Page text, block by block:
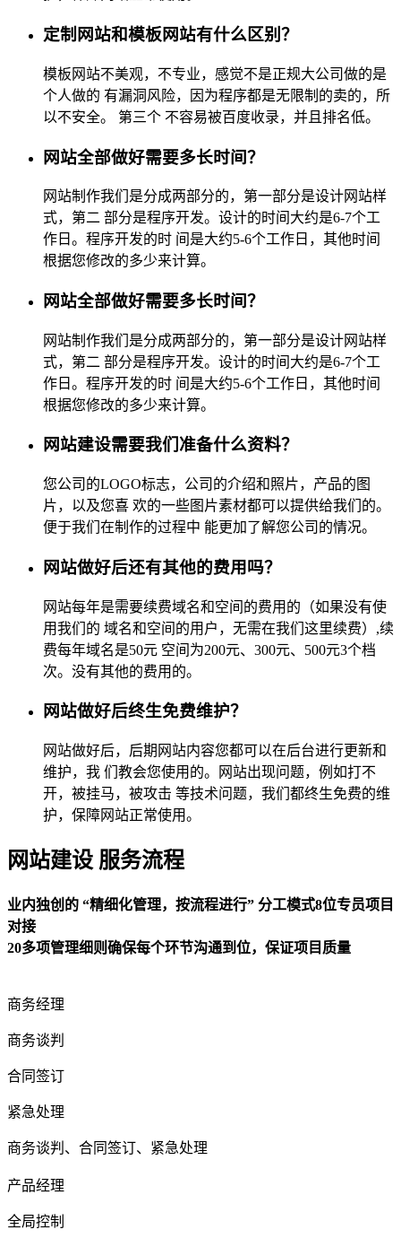
定制网站和模板网站有什么区别？
模板网站不美观，不专业，感觉不是正规大公司做的是
个人做的 有漏洞风险，因为程序都是无限制的卖的，所
以不安全。 第三个 不容易被百度收录，并且排名低。
网站全部做好需要多长时间？
网站制作我们是分成两部分的，第一部分是设计网站样
式，第二 部分是程序开发。设计的时间大约是6-7个工
作日。程序开发的时 间是大约5-6个工作日，其他时间
根据您修改的多少来计算。
网站全部做好需要多长时间？
网站制作我们是分成两部分的，第一部分是设计网站样
式，第二 部分是程序开发。设计的时间大约是6-7个工
作日。程序开发的时 间是大约5-6个工作日，其他时间
根据您修改的多少来计算。
网站建设需要我们准备什么资料？
您公司的LOGO标志，公司的介绍和照片，产品的图
片，以及您喜 欢的一些图片素材都可以提供给我们的。
便于我们在制作的过程中 能更加了解您公司的情况。
网站做好后还有其他的费用吗？
网站每年是需要续费域名和空间的费用的（如果没有使
用我们的 域名和空间的用户，无需在我们这里续费）,续
费每年域名是50元 空间为200元、300元、500元3个档
次。没有其他的费用的。
网站做好后终生免费维护？
网站做好后，后期网站内容您都可以在后台进行更新和
维护，我 们教会您使用的。网站出现问题，例如打不
开，被挂马，被攻击 等技术问题，我们都终生免费的维
护，保障网站正常使用。
网站建设 服务流程
业内独创的 “精细化管理，按流程进行” 分工模式8位专员项目
对接
20多项管理细则确保每个环节沟通到位，保证项目质量
商务经理
商务谈判
合同签订
紧急处理
商务谈判、合同签订、紧急处理
产品经理
全局控制